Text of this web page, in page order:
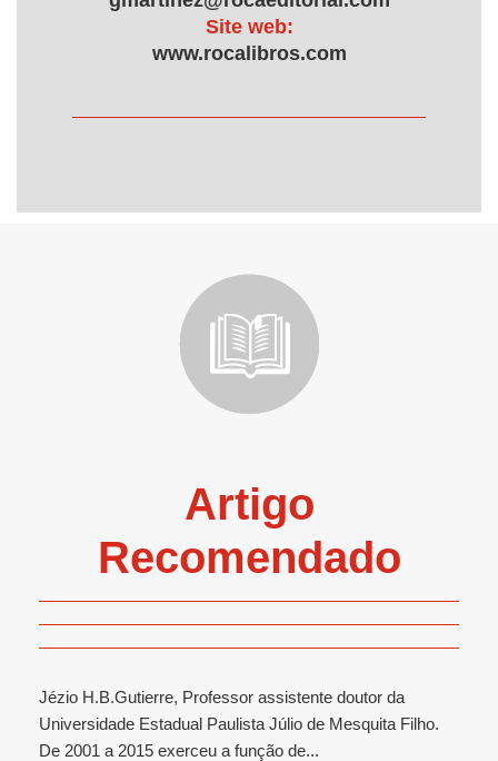
Site web:
www.rocalibros.com
Artigo
Recomendado
Jézio H.B.Gutierre, Professor assistente doutor da
Universidade Estadual Paulista Júlio de Mesquita Filho.
De 2001 a 2015 exerceu a função de...